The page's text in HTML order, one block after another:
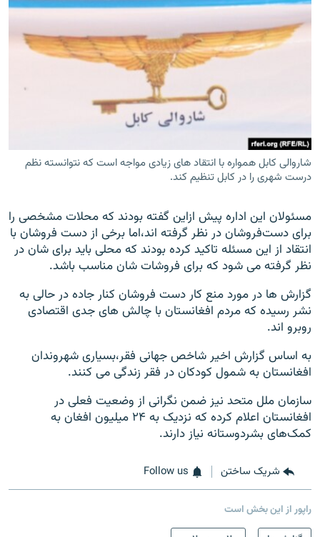
شاروالی کابل همواره با انتقاد های زیادی مواجه است که نتوانسته نظم
درست شهری را در کابل تنظیم کند.
مسئولان این اداره پیش ازاین گفته بودند که محلات مشخصی را
برای دست‌فروشان در نظر گرفته اند،اما برخی از دست فروشان با
انتقاد از این مسئله تاکید کرده بودند که محلی باید برای شان در
نظر گرفته می شود که برای فروشات شان مناسب باشد.
گزارش ها در مورد منع کار دست فروشان کنار جاده در حالی به
نشر رسیده که مردم افغانستان با چالش های جدی اقتصادی
روبرو اند.
به اساس گزارش اخیر شاخص جهانی فقر،بسیاری شهروندان
افغانستان به شمول کودکان در فقر زندگی می کنند.
سازمان ملل متحد نیز ضمن نگرانی از وضعیت فعلی در
افغانستان اعلام کرده که نزدیک به ۲۴ میلیون افغان به
کمک‌های بشردوستانه نیاز دارند.
شریک ساختن Follow us
راپور از این بخش است